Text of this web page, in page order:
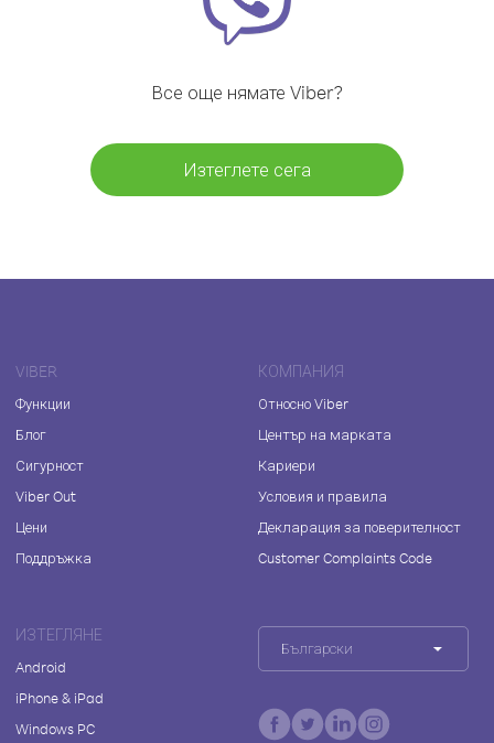
Все още нямате Viber?
Изтеглете сега
VIBER
Функции
Блог
Сигурност
Viber Out
Цени
Поддръжка
КОМПАНИЯ
Относно Viber
Център на марката
Кариери
Условия и правила
Декларация за поверителност
Customer Complaints Code
ИЗТЕГЛЯНЕ
Android
iPhone & iPad
Windows PC
Български